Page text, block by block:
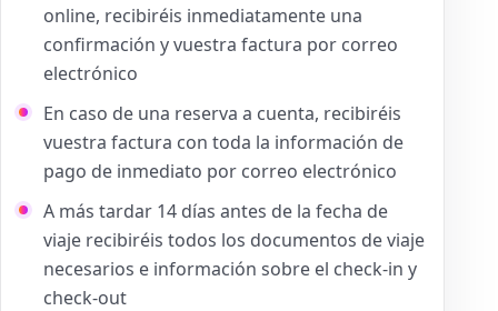
online, recibiréis inmediatamente una
confirmación y vuestra factura por correo
electrónico
En caso de una reserva a cuenta, recibiréis
vuestra factura con toda la información de
pago de inmediato por correo electrónico
A más tardar 14 días antes de la fecha de
viaje recibiréis todos los documentos de viaje
necesarios e información sobre el check-in y
check-out